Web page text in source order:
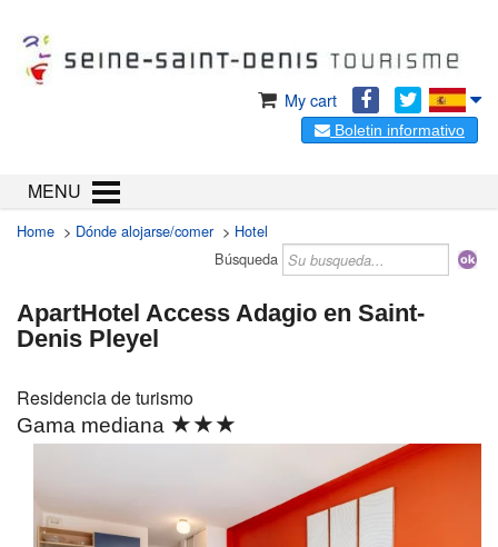
My cart
Boletin informativo
MENU
Home > Dónde alojarse/comer> Hotel
Búsqueda
ApartHotel Access Adagio en Saint-
Denis Pleyel
Residencia de turismo
Gama mediana ★★★